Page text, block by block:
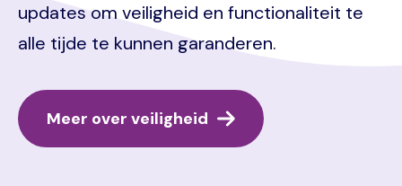
updates om veiligheid en functionaliteit te
alle tijde te kunnen garanderen.
Meer over veiligheid